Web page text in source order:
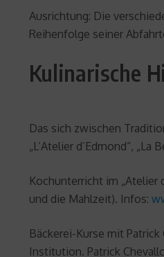
Ausrichtung: Die
Reihenfolge seiner
Kulinarische
Das sich zwischen
„L’Atelier d’Edmond“, „La
Kochunterricht im „Atelier
und die Mahlzeit). Infos:
Bäckerei-Kurse mit
Institution. Patrick